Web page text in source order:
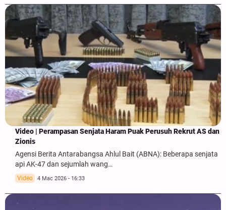
Video | Perampasan Senjata Haram Puak Perusuh Rekrut AS dan
Zionis
Agensi Berita Antarabangsa Ahlul Bait (ABNA): Beberapa senjata
api AK-47 dan sejumlah wang…
Video 4 Mac 2026 - 16:33